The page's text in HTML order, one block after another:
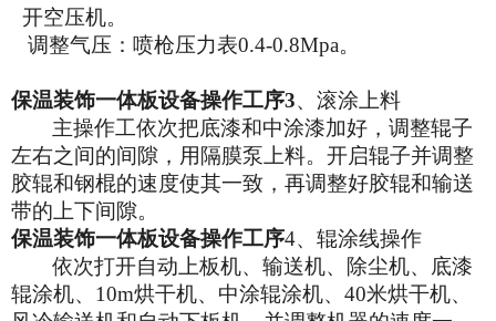
开空压机。
调整气压： 喷枪压力表0.4-0.8Mpa。
保温装饰一体板设备操作工序3、 滚涂上料
主操作工依次把底漆和中涂漆加好，调整辊子
左右之间的间隙，用隔膜泵上料。开启辊子并调整
胶辊和钢棍的速度使其一致，再调整好胶辊和输送
带的上下间隙。
保温装饰一体板设备操作工序4、辊涂线操作
依次打开自动上板机、输送机、除尘机、底漆
辊涂机、 10m烘干机、中涂辊涂机、 40米烘干机、